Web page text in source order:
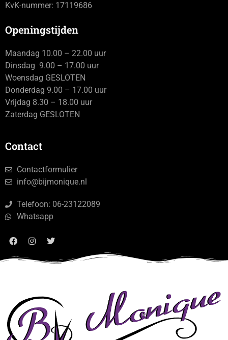
KvK-nummer: 17119686
Openingstijden
Maandag 10.00 – 22.00 uur
Dinsdag 9.00 – 17.00 uur
Woensdag GESLOTEN
Donderdag 9.00 – 17.00 uur
Vrijdag 8.30 – 18.00 uur
Zaterdag GESLOTEN
Contact
Contactformulier
info@bijmonique.nl
Telefoon: 06-23122089
Whatsapp